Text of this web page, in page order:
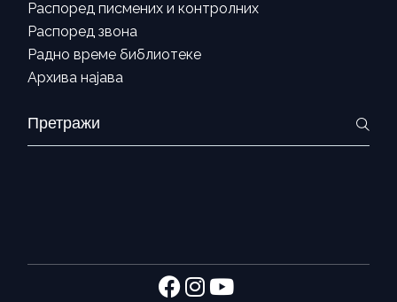
Распоред писмених и контролних
Распоред звона
Радно време библиотеке
Архива најава
Search
for: